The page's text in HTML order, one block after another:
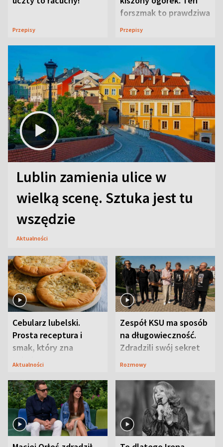
Przepisy
forszmak to prawdziwa
uczta
Przepisy
Lublin zamienia ulice w
wielką scenę. Sztuka jest tu
wszędzie
Aktualności
Cebularz lubelski.
Prosta receptura i
smak, który zna
Lubelszczyzna
Aktualności
Zespół KSU ma sposób
na długowieczność.
Zdradzili swój sekret
Rozmowy